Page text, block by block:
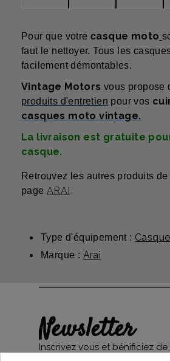
Pour que votre casque moto
faut le nettoyer. Tous les
facilement démontables.
Vintage Motors vous propose
produits d'entretien pour vos
casques moto vintage.
La livraison est gratuite
casque.
Retrouvez les autres produits
page ARAI
Type d'équipement :
Marque : Arai
Newsletter
Inscrivez vous et bénificiez de